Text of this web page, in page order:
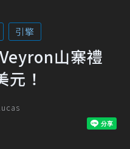
引擎
山寨禮
！